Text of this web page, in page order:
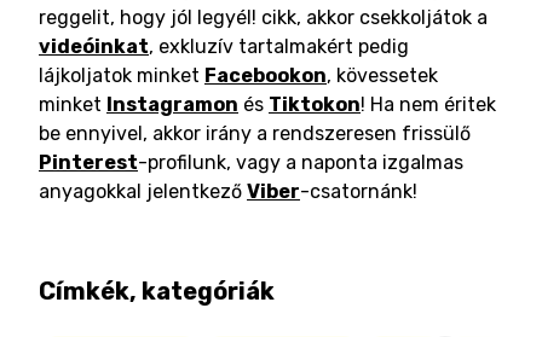
reggelit, hogy jól legyél! cikk, akkor csekkoljátok a
videóinkat, exkluzív tartalmakért pedig
lájkoljatok minket Facebookon, kövessetek
minket Instagramon és Tiktokon! Ha nem éritek
be ennyivel, akkor irány a rendszeresen frissülő
Pinterest-profilunk, vagy a naponta izgalmas
anyagokkal jelentkező Viber-csatornánk!
Címkék, kategóriák